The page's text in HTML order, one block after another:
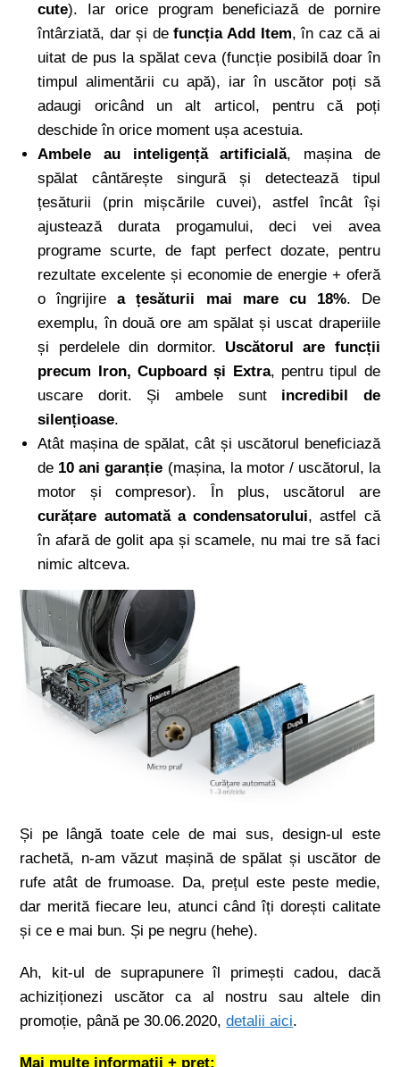
cute). Iar orice program beneficiază de pornire
întârziată, dar și defuncția Add Item, în caz că ai
uitat de pus la spălat ceva (funcție posibilă doar în
timpul alimentării cu apă), iar în uscător poți să
adaugi oricând un alt articol, pentru că poți
deschide în orice moment ușa acestuia.
Ambele au inteligență artificială, mașina de
spălat cântărește singură și detectează tipul
țesăturii (prin mișcările cuvei), astfel încât își
ajustează durata progamului, deci vei avea
programe scurte, de fapt perfect dozate, pentru
rezultate excelente și economie de energie + oferă
o îngrijirea țesăturii mai mare cu 18%. De
exemplu, în două ore am spălat și uscat draperiile
și perdelele din dormitor. Uscătorul are funcții
precum Iron, Cupboard și Extra, pentru tipul de
uscare dorit. Și ambele sunt incredibil de
silențioase.
Atât mașina de spălat, cât și uscătorul beneficiază
de 10 ani garanție (mașina, la motor / uscătorul, la
motor și compresor). În plus, uscătorul are
curățare automată a condensatorului, astfel că
în afară de golit apa și scamele, nu mai tre să faci
nimic altceva.
Și pe lângă toate cele de mai sus, design-ul este
rachetă, n-am văzut mașină de spălat și uscător de
rufe atât de frumoase. Da, prețul este peste medie,
dar merită fiecare leu, atunci când îți dorești calitate
și ce e mai bun. Și pe negru (hehe).
Ah, kit-ul de suprapunere îl primești cadou, dacă
achiziționezi uscător ca al nostru sau altele din
promoție, până pe 30.06.2020,detalii aici.
Mai multe informații + preț: